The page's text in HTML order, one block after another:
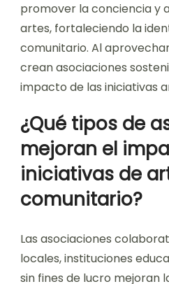
promover la conciencia y
artes, fortaleciendo la
comunitario. Al
crean asociaciones
impacto de las iniciativas
¿Qué tipos de
mejoran el
iniciativas de
comunitario?
Las asociaciones
locales, instituciones
sin fines de lucro mejoran